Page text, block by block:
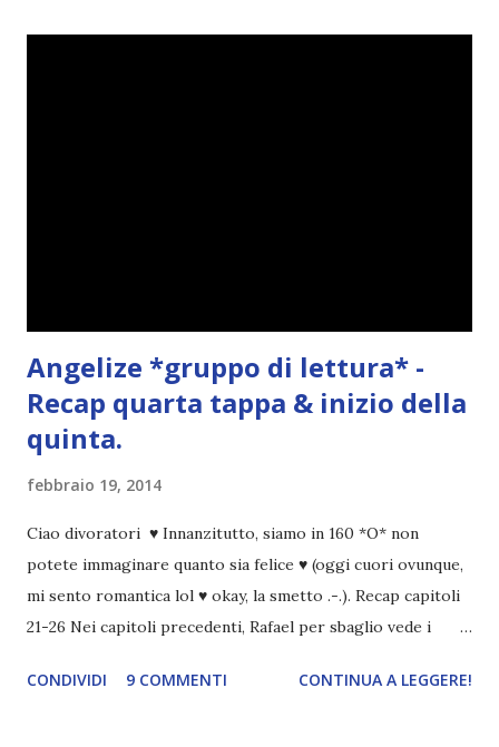
n
Angelize *gruppo di lettura* -
Recap quarta tappa & inizio della
quinta.
febbraio 19, 2014
Ciao divoratori ♥ Innanzitutto, siamo in 160 *O* non
potete immaginare quanto sia felice ♥ (oggi cuori ovunque,
mi sento romantica lol ♥ okay, la smetto .-.). Recap capitoli
21-26 Nei capitoli precedenti, Rafael per sbaglio vede i
incontrano e Hesediel mostra loro come combattere i puri.
CONDIVIDI 9 COMMENTI CONTINUA A LEGGERE!